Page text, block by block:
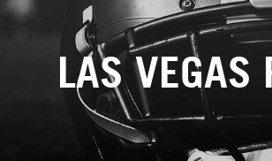
LAS VEGAS